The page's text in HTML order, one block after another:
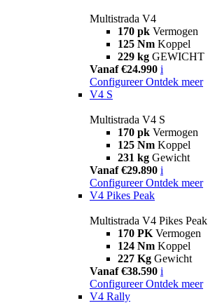
Multistrada V4
170 pk Vermogen
125 Nm Koppel
229 kg GEWICHT
Vanaf €24.990 i
Configureer Ontdek meer
V4 S
Multistrada V4 S
170 pk Vermogen
125 Nm Koppel
231 kg Gewicht
Vanaf €29.890 i
Configureer Ontdek meer
V4 Pikes Peak
Multistrada V4 Pikes Peak
170 PK Vermogen
124 Nm Koppel
227 Kg Gewicht
Vanaf €38.590 i
Configureer Ontdek meer
V4 Rally